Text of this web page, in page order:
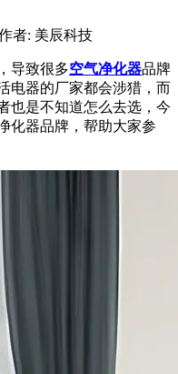
者: 美辰科技
导致很多空气净化器品牌
电器的厂家都会涉猎，而
也是不知道怎么去选，今
化器品牌，帮助大家参